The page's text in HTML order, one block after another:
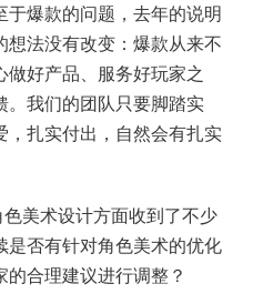
于爆款的问题，去年的说明
法没有改变：爆款从来不
做好产品、服务好玩家之
。我们的团队只要脚踏实
，扎实付出，自然会有扎实
美术设计方面收到了不少
是否有针对角色美术的优化
合理建议进行调整？